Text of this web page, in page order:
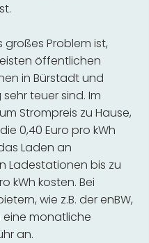
großes Problem ist,
öffentlichen
in Bürstadt und
teuer sind. Im
Strompreis zu Hause,
0,40 Euro pro kWh
Laden an
Ladestationen bis zu
kWh kosten. Bei
wie z.B. der enBW,
monatliche
an.